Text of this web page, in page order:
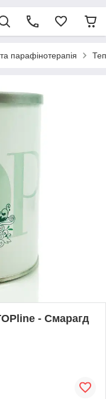
парафінотерапія
- Смарагд